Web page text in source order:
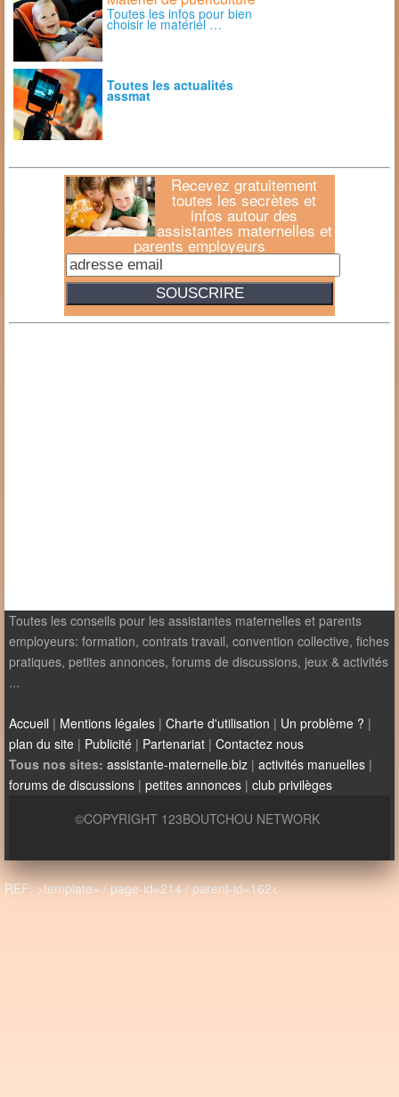
Toutes les infos pour bien
choisir le matériel …
Toutes les actualités
assmat
Recevez gratuitement
toutes les secrètes et
infos autour des
assistantes maternelles et
parents employeurs
Toutes les conseils pour les assistantes maternelles et parents
employeurs: formation, contrats travail, convention collective, fiches
pratiques, petites annonces, forums de discussions, jeux & activités
...
Accueil | Mentions légales | Charte d'utilisation | Un problème ? |
plan du site | Publicité | Partenariat | Contactez nous
Tous nos sites: assistante-maternelle.biz | activités manuelles |
forums de discussions | petites annonces | club privilèges
©COPYRIGHT 123BOUTCHOU NETWORK
REF: >template= / page-id=214 / parent-id=162<